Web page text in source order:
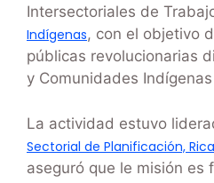
Intersectoriales de
Indígenas, con el objetivo
públicas revolucionarias
y Comunidades
La actividad estuvo
Sectorial de Planificación,
aseguró que le misión es